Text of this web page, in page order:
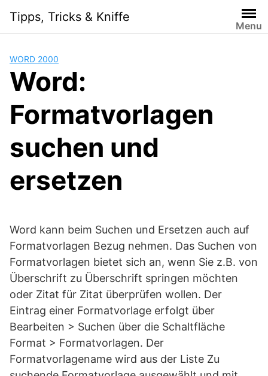
content
Tipps, Tricks & Kniffe
Menu
WORD 2000
Word:
Formatvorlagen
suchen und
ersetzen
Word kann beim Suchen und Ersetzen auch auf
Formatvorlagen Bezug nehmen. Das Suchen von
Formatvorlagen bietet sich an, wenn Sie z.B. von
Überschrift zu Überschrift springen möchten
oder Zitat für Zitat überprüfen wollen. Der
Eintrag einer Formatvorlage erfolgt über
Bearbeiten > Suchen über die Schaltfläche
Format > Formatvorlagen. Der
Formatvorlagename wird aus der Liste Zu